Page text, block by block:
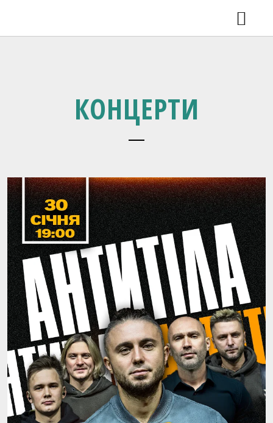
ГАЛЕРЕЯ
ПРО ГУРТ
КОНЦЕРТИ